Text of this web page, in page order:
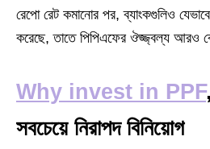
রেপো রেট কমানোর পর, ব্যাংকগুলিও
করেছে, তাতে পিপিএফের ঔজ্জ্বল্য আরও
Why invest in PPF
সবচেয়ে নিরাপদ বিনিয়োগ